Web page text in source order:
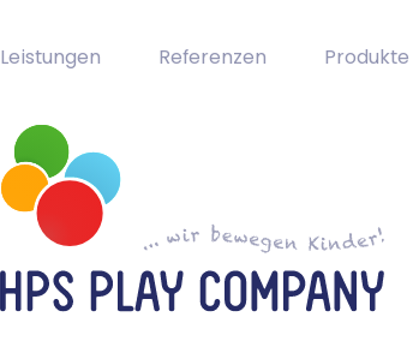
Leistungen Referenzen Produkte